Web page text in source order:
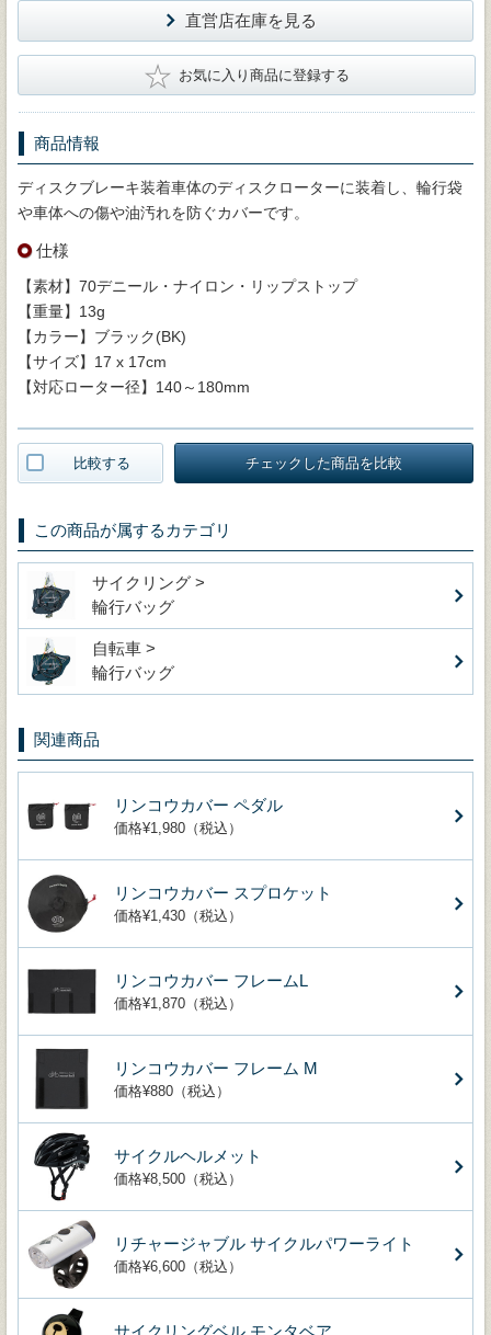
直営店在庫を見る
★ お気に入り商品に登録する
商品情報
ディスクブレーキ装着車体のディスクローターに装着し、輪行袋
や車体への傷や油汚れを防ぐカバーです。
仕様
【素材】70デニール・ナイロン・リップストップ
【重量】13g
【カラー】ブラック(BK)
【サイズ】17 x 17cm
【対応ローター径】140～180mm
比較する チェックした商品を比較
この商品が属するカテゴリ
サイクリング >
輪行バッグ
自転車 >
輪行バッグ
関連商品
リンコウカバー ペダル
価格¥1,980（税込）
リンコウカバー スプロケット
価格¥1,430（税込）
リンコウカバー フレームL
価格¥1,870（税込）
リンコウカバー フレーム M
価格¥880（税込）
サイクルヘルメット
価格¥8,500（税込）
リチャージャブル サイクルパワーライト
価格¥6,600（税込）
サイクリングベル モンタベア